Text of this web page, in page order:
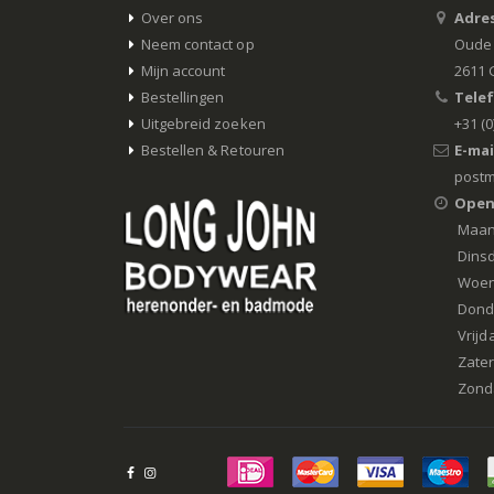
Over ons
Neem contact op
Mijn account
Bestellingen
Uitgebreid zoeken
Bestellen & Retouren
2611
+31
E-